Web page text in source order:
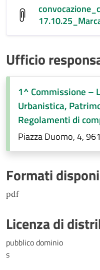
Ufficio
1^ Commissione –
Urbanistica,
Regolamenti di
Piazza Duomo, 4,
Formati
pdf
Licenza di
pubblico dominio
s